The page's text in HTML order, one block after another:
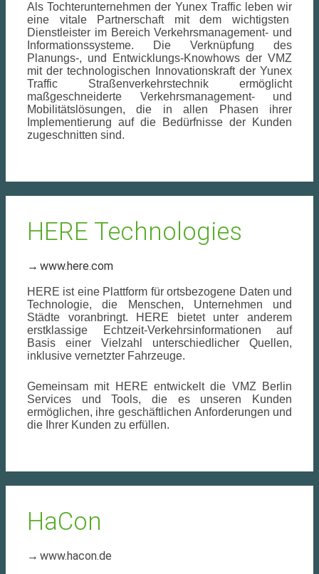
Als Tochterunternehmen der Yunex Traffic leben wir
eine vitale Partnerschaft mit dem wichtigsten
Dienstleister im Bereich Verkehrsmanagement- und
Informationssysteme. Die Verknüpfung des
Planungs-, und Entwicklungs-Knowhows der VMZ
mit der technologischen Innovationskraft der Yunex
Traffic Straßenverkehrstechnik ermöglicht
maßgeschneiderte Verkehrsmanagement- und
Mobilitätslösungen, die in allen Phasen ihrer
Implementierung auf die Bedürfnisse der Kunden
zugeschnitten sind.
HERE Technologies
www.here.com
HERE ist eine Plattform für ortsbezogene Daten und
Technologie, die Menschen, Unternehmen und
Städte voranbringt. HERE bietet unter anderem
erstklassige Echtzeit-Verkehrsinformationen auf
Basis einer Vielzahl unterschiedlicher Quellen,
inklusive vernetzter Fahrzeuge.
Gemeinsam mit HERE entwickelt die VMZ Berlin
Services und Tools, die es unseren Kunden
ermöglichen, ihre geschäftlichen Anforderungen und
die Ihrer Kunden zu erfüllen.
HaCon
www.hacon.de